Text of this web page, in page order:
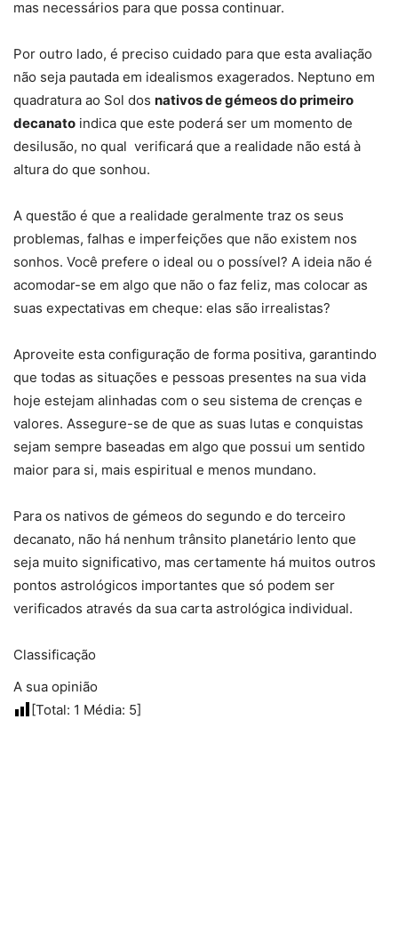
mas necessários para que possa continuar.
Por outro lado, é preciso cuidado para que esta avaliação
não seja pautada em idealismos exagerados. Neptuno em
quadratura ao Sol dos nativos de gémeos do primeiro
decanato indica que este poderá ser um momento de
desilusão, no qual verificará que a realidade não está à
altura do que sonhou.
A questão é que a realidade geralmente traz os seus
problemas, falhas e imperfeições que não existem nos
sonhos. Você prefere o ideal ou o possível? A ideia não é
acomodar-se em algo que não o faz feliz, mas colocar as
suas expectativas em cheque: elas são irrealistas?
Aproveite esta configuração de forma positiva, garantindo
que todas as situações e pessoas presentes na sua vida
hoje estejam alinhadas com o seu sistema de crenças e
valores. Assegure-se de que as suas lutas e conquistas
sejam sempre baseadas em algo que possui um sentido
maior para si, mais espiritual e menos mundano.
Para os nativos de gémeos do segundo e do terceiro
decanato, não há nenhum trânsito planetário lento que
seja muito significativo, mas certamente há muitos outros
pontos astrológicos importantes que só podem ser
verificados através da sua carta astrológica individual.
Classificação
A sua opinião
[Total: 1 Média: 5]